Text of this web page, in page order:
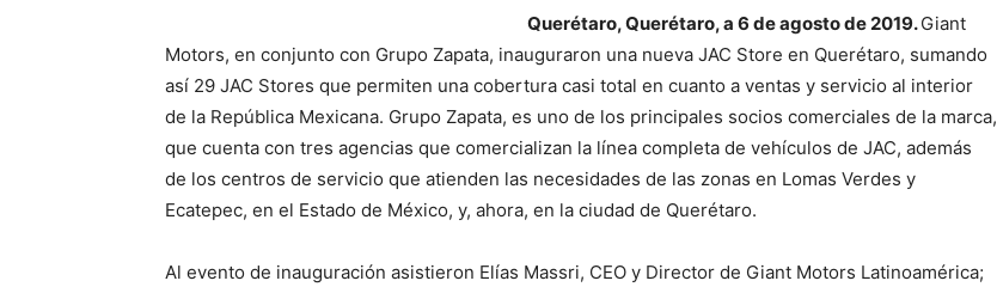
Querétaro, Querétaro, a 6 de agosto de 2019.Giant
Motors, en conjunto con Grupo Zapata, inauguraron una nueva JAC Store en Querétaro, sumando
así 29 JAC Stores que permiten una cobertura casi total en cuanto a ventas y servicio al interior
de la República Mexicana. Grupo Zapata, es uno de los principales socios comerciales de la marca,
que cuenta con tres agencias que comercializan la línea completa de vehículos de JAC, además
de los centros de servicio que atienden las necesidades de las zonas en Lomas Verdes y
Ecatepec, en el Estado de México, y, ahora, en la ciudad de Querétaro.
Al evento de inauguración asistieron Elías Massri, CEO y Director de Giant Motors Latinoamérica;